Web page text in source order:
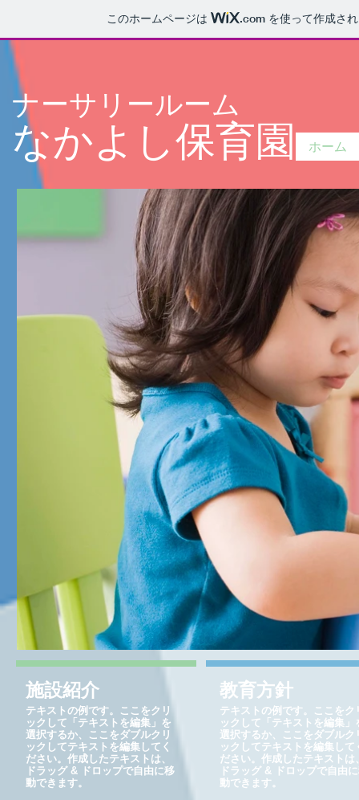
このホームページは .com を使って作成さ
ナーサリールーム
なかよし保育園 ホーム
施設紹介
テキストの例です。ここをクリ
ックして「テキストを編集」を
選択するか、ここをダブルクリ
ックしてテキストを編集してく
ださい。作成したテキストは、
ドラッグ & ドロップで自由に移
動できます。
教育方針
テキストの例です。ここをク
ックして「テキストを編集」
選択するか、ここをダブルク
ックしてテキストを編集して
ださい。作成したテキストは
ドラッグ & ドロップで自由
動できます。